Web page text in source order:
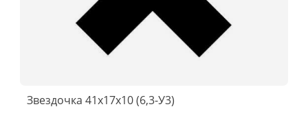
Звездочка 41х17х10 (6,3-У3)